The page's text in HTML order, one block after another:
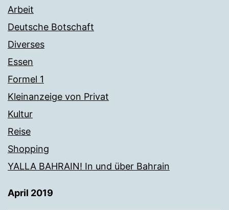
Arbeit
Deutsche Botschaft
Diverses
Essen
Formel 1
Kleinanzeige von Privat
Kultur
Reise
Shopping
YALLA BAHRAIN! In und über Bahrain
April 2019